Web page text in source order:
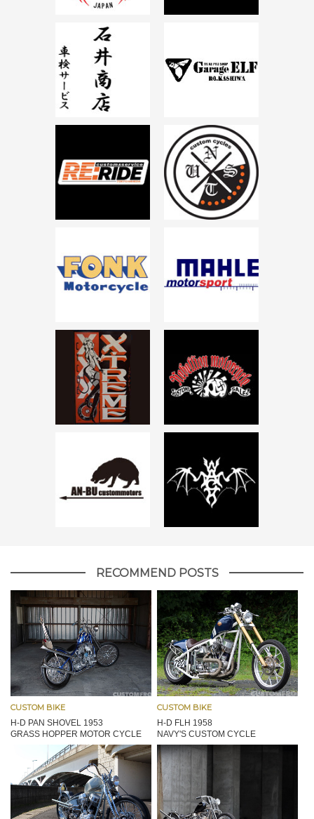
RECOMMEND POSTS
CUSTOM BIKE
H-D PAN SHOVEL 1953
GRASS HOPPER MOTOR CYCLE
CUSTOM BIKE
H-D FLH 1958
NAVY'S CUSTOM CYCLE